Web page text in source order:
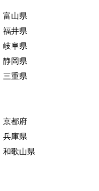
富山県
福井県
岐阜県
静岡県
三重県
京都府
兵庫県
和歌山県